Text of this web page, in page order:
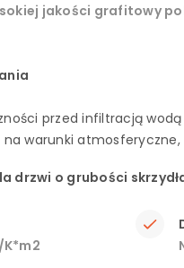
jakości grafitowy
przed infiltracją
warunki atmosferyczne,
drzwi o grubości
K*m2